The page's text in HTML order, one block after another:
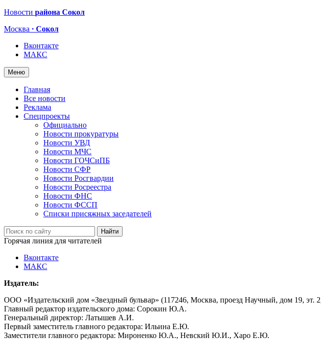
Новости района Сокол
Москва · Сокол
Вконтакте
МАКС
Меню
Главная
Все новости
Реклама
Спецпроекты
Официально
Новости прокуратуры
Новости УВД
Новости МЧС
Новости ГОЧСиПБ
Новости СФР
Новости Росгвардии
Новости Росреестра
Новости ФНС
Новости ФССП
Списки присяжных заседателей
Горячая линия для читателей
Вконтакте
МАКС
Издатель:
ООО «Издательский дом «Звездный бульвар» (117246, Москва, проезд Научный, дом 19, эт.
Главный редактор издательского дома: Сорокин Ю.А.
Генеральный директор: Латышев А.И.
Первый заместитель главного редактора: Ильина Е.Ю.
Заместители главного редактора: Мироненко Ю.А., Невский Ю.И., Харо Е.Ю.